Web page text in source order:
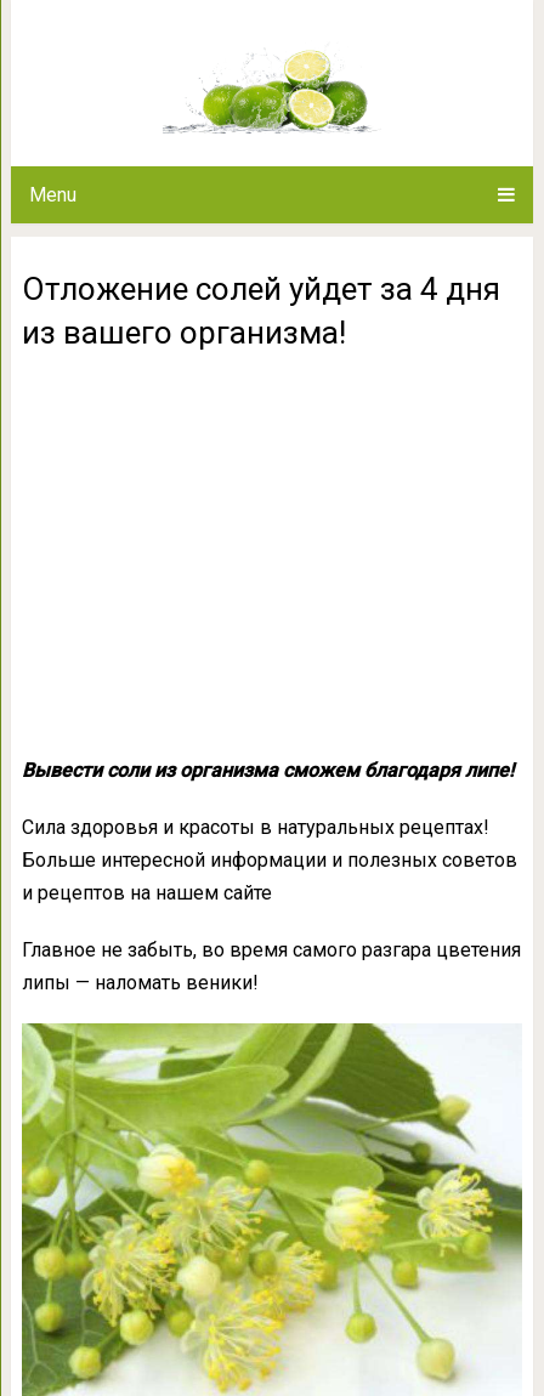
Menu
Отложение солей уйдет за 4 дня
из вашего организма!
Вывести соли из организма сможем благодаря липе!
Сила здоровья и красоты в натуральных рецептах!
Больше интересной информации и полезных советов
и рецептов на нашем сайте
Главное не забыть, во время самого разгара цветения
липы — наломать веники!